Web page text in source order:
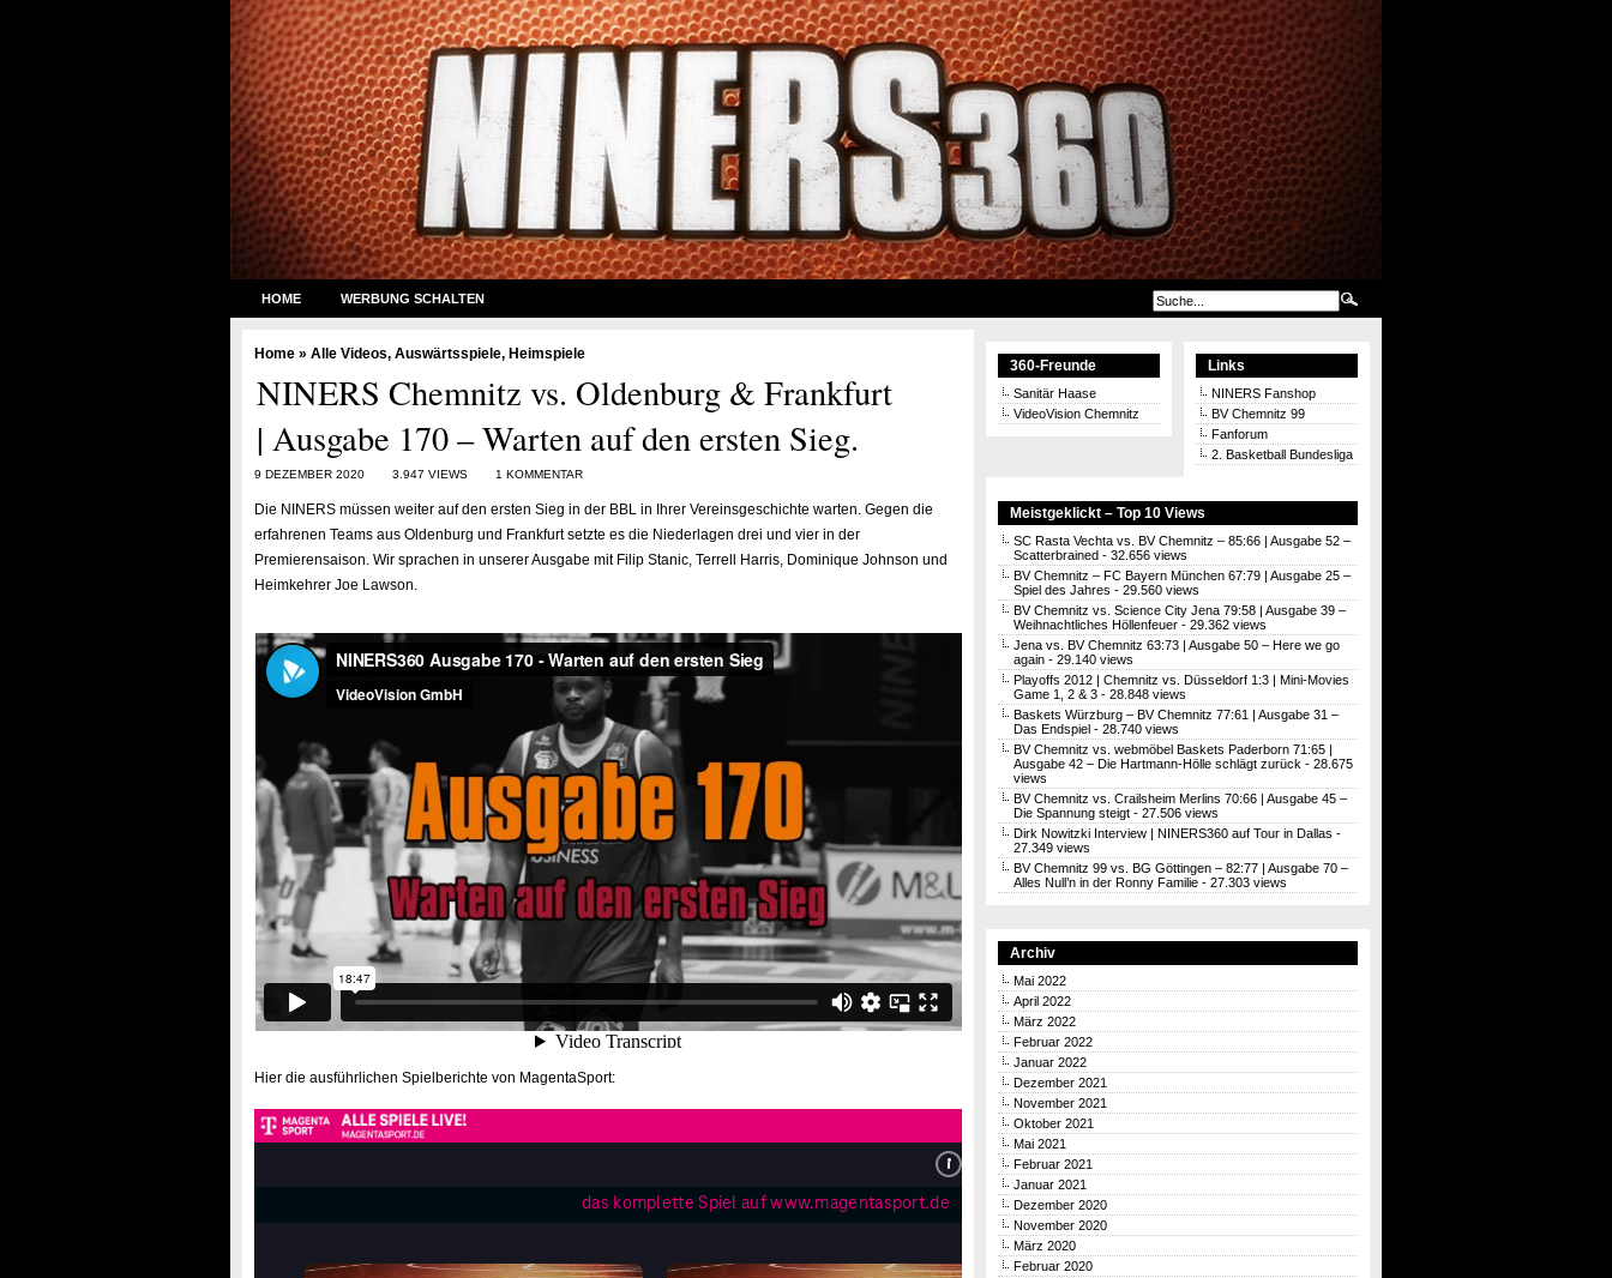
HOME WERBUNG SCHALTEN
Home » Alle Videos, Auswärtsspiele, Heimspiele
NINERS Chemnitz vs. Oldenburg & Frankfurt
| Ausgabe 170 – Warten auf den ersten Sieg.
9 DEZEMBER 2020 3.947 VIEWS 1 KOMMENTAR
Die NINERS müssen weiter auf den ersten Sieg in der BBL in Ihrer Vereinsgeschichte warten. Gegen die
erfahrenen Teams aus Oldenburg und Frankfurt setzte es die Niederlagen drei und vier in der
Premierensaison. Wir sprachen in unserer Ausgabe mit Filip Stanic, Terrell Harris, Dominique Johnson und
Heimkehrer Joe Lawson.
Hier die ausführlichen Spielberichte von MagentaSport:
360-Freunde
Sanitär Haase
VideoVision Chemnitz
Links
NINERS Fanshop
BV Chemnitz 99
Fanforum
2. Basketball Bundesliga
Meistgeklickt – Top 10 Views
SC Rasta Vechta vs. BV Chemnitz – 85:66 | Ausgabe 52 –
Scatterbrained - 32.656 views
BV Chemnitz – FC Bayern München 67:79 | Ausgabe 25 –
Spiel des Jahres - 29.560 views
BV Chemnitz vs. Science City Jena 79:58 | Ausgabe 39 –
Weihnachtliches Höllenfeuer - 29.362 views
Jena vs. BV Chemnitz 63:73 | Ausgabe 50 – Here we go
again - 29.140 views
Playoffs 2012 | Chemnitz vs. Düsseldorf 1:3 | Mini-Movies
Game 1, 2 & 3 - 28.848 views
Baskets Würzburg – BV Chemnitz 77:61 | Ausgabe 31 –
Das Endspiel - 28.740 views
BV Chemnitz vs. webmöbel Baskets Paderborn 71:65 |
Ausgabe 42 – Die Hartmann-Hölle schlägt zurück - 28.675
views
BV Chemnitz vs. Crailsheim Merlins 70:66 | Ausgabe 45 –
Die Spannung steigt - 27.506 views
Dirk Nowitzki Interview | NINERS360 auf Tour in Dallas -
27.349 views
BV Chemnitz 99 vs. BG Göttingen – 82:77 | Ausgabe 70 –
Alles Null’n in der Ronny Familie - 27.303 views
Archiv
Mai 2022
April 2022
März 2022
Februar 2022
Januar 2022
Dezember 2021
November 2021
Oktober 2021
Mai 2021
Februar 2021
Januar 2021
Dezember 2020
November 2020
März 2020
Februar 2020